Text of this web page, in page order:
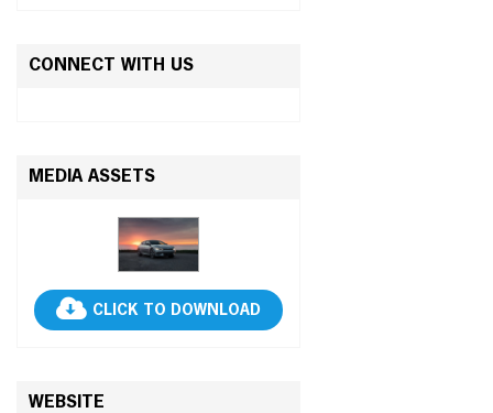
CONNECT WITH US
MEDIA ASSETS
CLICK TO DOWNLOAD
WEBSITE